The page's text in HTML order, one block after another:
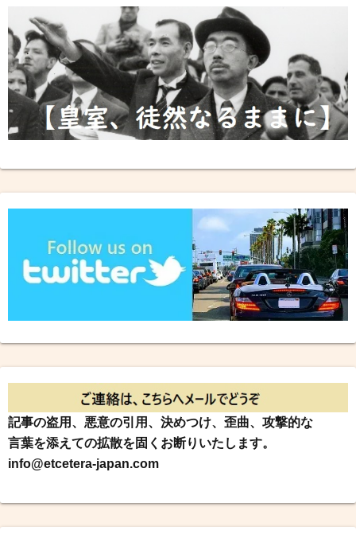
記事の盗用、悪意の引用、決めつけ、歪曲、攻撃的な
言葉を添えての拡散を固くお断りいたします。
info@etcetera-japan.com